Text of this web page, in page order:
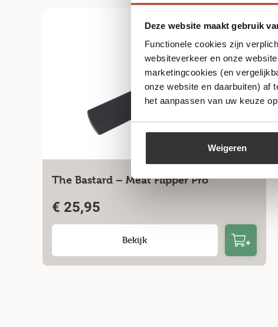
Deze website maakt gebruik
Functionele cookies zijn
websiteverkeer en onze
marketingcookies (en
onze website en daarbuiten) af
het aanpassen van uw keuze
Weigeren
The Bastard – Meat Flipper Pro
€ 25,95
Bekijk